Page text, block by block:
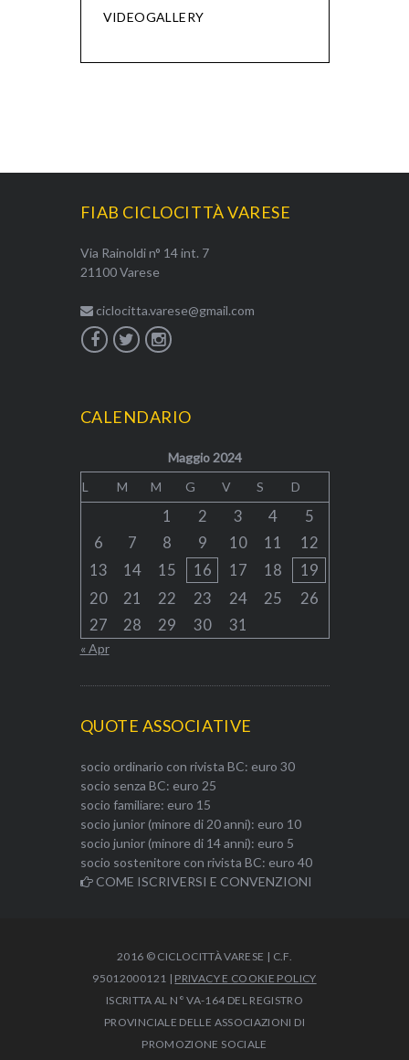
VIDEOGALLERY
FIAB CICLOCITTÀ VARESE
Via Rainoldi n° 14 int. 7
21100 Varese
ciclocitta.varese@gmail.com
CALENDARIO
Maggio 2024
L
M M G V S D
1 2 3 4
5
6
7 8 9 10 11
12
13
14 15 16 17 18
19
20
21 22 23 24 25
26
27
28 29 30 31
« Apr
QUOTE ASSOCIATIVE
socio ordinario con rivista BC: euro 30
socio senza BC: euro 25
socio familiare: euro 15
socio junior (minore di 20 anni): euro 10
socio junior (minore di 14 anni): euro 5
socio sostenitore con rivista BC: euro 40
COME ISCRIVERSI E CONVENZIONI
2016 © CICLOCITTÀ VARESE | C.F.
95012000121 | PRIVACY E COOKIE POLICY
ISCRITTA AL N° VA-164 DEL REGISTRO
PROVINCIALE DELLE ASSOCIAZIONI DI
PROMOZIONE SOCIALE